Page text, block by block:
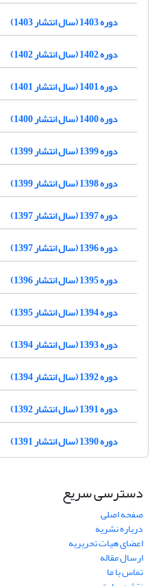
دوره 1403 (سال انتشار 1403)
دوره 1402 (سال انتشار 1402)
دوره 1401 (سال انتشار 1401)
دوره 1400 (سال انتشار 1400)
دوره 1399 (سال انتشار 1399)
دوره 1398 (سال انتشار 1399)
دوره 1397 (سال انتشار 1397)
دوره 1396 (سال انتشار 1397)
دوره 1395 (سال انتشار 1396)
دوره 1394 (سال انتشار 1395)
دوره 1393 (سال انتشار 1394)
دوره 1392 (سال انتشار 1394)
دوره 1391 (سال انتشار 1392)
دوره 1390 (سال انتشار 1391)
دسترسی سریع
صفحه اصلی
درباره نشریه
اعضای هیات تحریریه
ارسال مقاله
تماس با ما